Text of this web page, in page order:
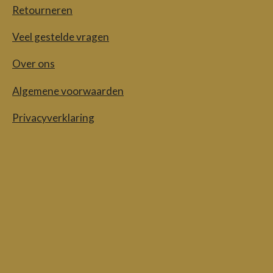
Retourneren
Veel gestelde vragen
Over ons
Algemene voorwaarden
Privacyverklaring